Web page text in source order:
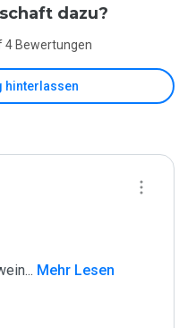
dazu?
4 Bewertungen
hinterlassen
... Mehr Lesen